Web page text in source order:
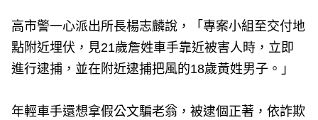
高市警一心派出所長楊志麟說，「專案小組至交付地
點附近埋伏，見21歲詹姓車手靠近被害人時，立即
進行逮捕，並在附近逮捕把風的18歲黃姓男子。」
年輕車手還想拿假公文騙老翁，被逮個正著，依詐欺